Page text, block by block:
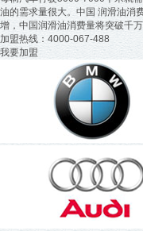
油的需求量很大。中国 润滑油消
增，中国润滑油消费量将突破千
加盟热线：4000-067-488
我要加盟